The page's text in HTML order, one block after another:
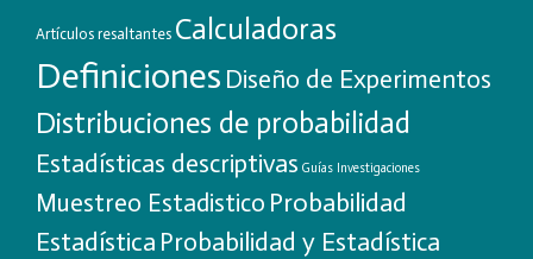
Artículos resaltantes Calculadoras
Definiciones Diseño de Experimentos
Distribuciones de probabilidad
Estadísticas descriptivas Guías Investigaciones
Muestreo Estadistico Probabilidad
Estadística Probabilidad y Estadística